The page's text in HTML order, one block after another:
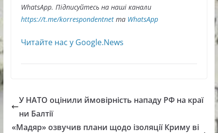
WhatsApp. Підписуйтесь на наші канали
https://t.me/korrespondentnetта WhatsApp
Читайте нас у Google.News
У НАТО оцінили ймовірність нападу РФ на краї
ни Балтії
«Мадяр» озвучив плани щодо ізоляції Криму ві